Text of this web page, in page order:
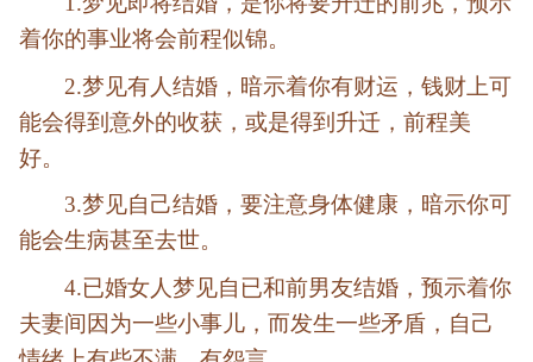
着你的事业将会前程似锦。
2.梦见有人结婚，暗示着你有财运，钱财上可
能会得到意外的收获，或是得到升迁，前程美
好。
3.梦见自己结婚，要注意身体健康，暗示你可
能会生病甚至去世。
4.已婚女人梦见自已和前男友结婚，预示着你
夫妻间因为一些小事儿，而发生一些矛盾，自己